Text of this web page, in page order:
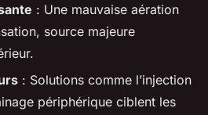
: Une mauvaise aération
source majeure
: Solutions comme l’injection
périphérique ciblent les